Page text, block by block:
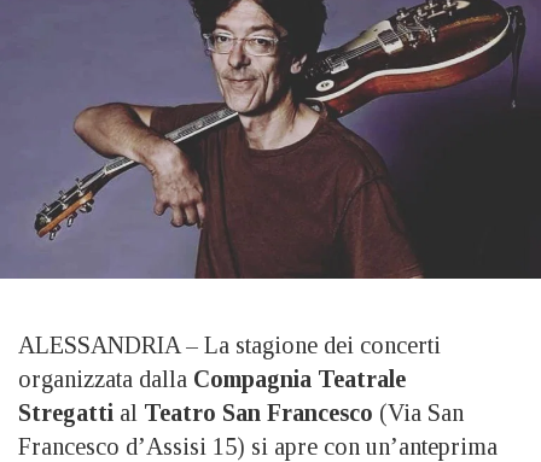
ALESSANDRIA – La stagione dei concerti
organizzata dalla Compagnia Teatrale
Stregatti al Teatro San Francesco (Via San
Francesco d’Assisi 15) si apre con un’anteprima